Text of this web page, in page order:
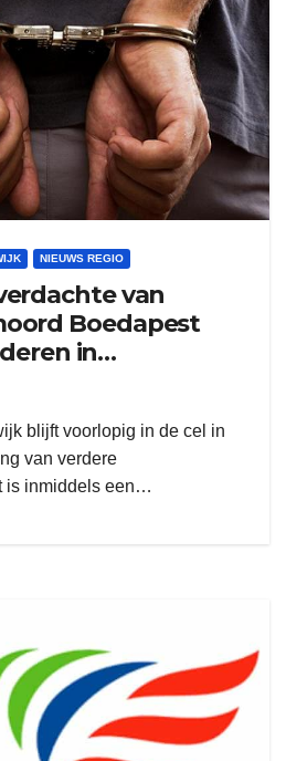
NIEUWS REGIO
van
Boedapest
in
blijft voorlopig in de cel in
van verdere
is inmiddels een…